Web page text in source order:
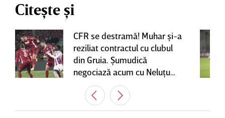
Citește și
CFR se destramă! Muhar şi-a
reziliat contractul cu clubul
din Gruia. Şumudică
negociază acum cu Neluţu
Varga, care mai are o
variantă pentru banca tehnică
| EXCLUSIV